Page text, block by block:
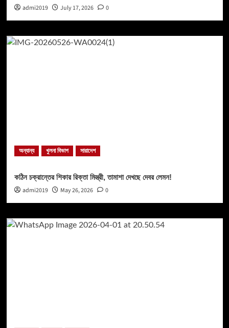
admi2019
July 17, 2026 0
অন্যান্য খুলনা বিভাগ সারাদেশ
কঠিন চক্রান্তের শিকার রিক্তা মিস্ত্রী, তামাশা দেখছে দেবর লেমন!
admi2019
May 26, 2026 0